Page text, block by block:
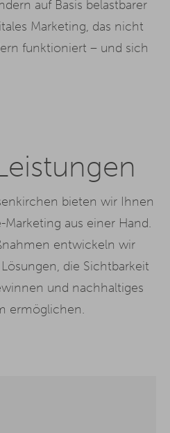
auf Basis belastbarer
Marketing, das nicht
funktioniert – und sich
bieten wir Ihnen
aus einer Hand.
entwickeln wir
die Sichtbarkeit
und nachhaltiges
ermöglichen.